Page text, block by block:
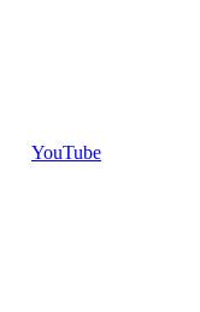
YouTube